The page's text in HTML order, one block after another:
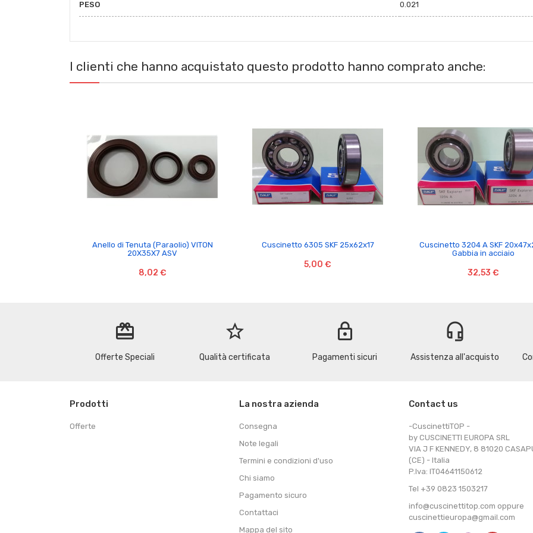
PESO 0.021
I clienti che hanno acquistato questo prodotto hanno comprato anche:

Anello di Tenuta (Paraolio) VITON
20X35X7 ASV
8,02 €

Cuscinetto 6305 SKF 25x62x17
5,00 €

Cuscinetto 3204 A SKF
Gabbia in acciaio
32,53 €
redeem
Offerte Speciali
star_border
Qualità certificata
lock
Pagamenti sicuri
headset_mic
Assistenza all'acquisto
Prodotti
Offerte
La nostra azienda
Consegna
Note legali
Termini e condizioni d'uso
Chi siamo
Pagamento sicuro
Contattaci
Mappa del sito
Contact us
-CuscinettiTOP -
by CUSCINETTI EUROPA SRL
VIA J F KENNEDY, 8 81020
(CE) - Italia
P.Iva: IT04641150612
Tel +39 0823 1503217
info@cuscinettitop.com oppure
cuscinettieuropa@gmail.com